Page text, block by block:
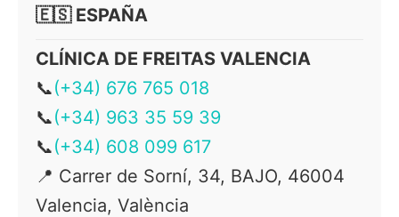
🇪🇸 ESPAÑA
CLÍNICA DE FREITAS VALENCIA
📞(+34) 676 765 018
📞(+34) 963 35 59 39
📞(+34) 608 099 617
📍 Carrer de Sorní, 34, BAJO, 46004
Valencia, València